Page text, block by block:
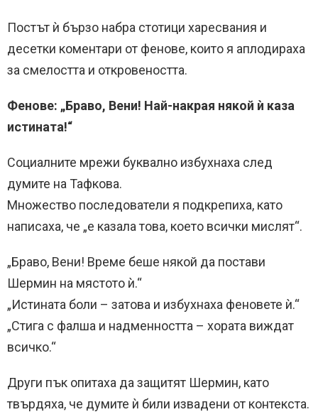
Постът ѝ бързо набра стотици харесвания и
десетки коментари от фенове, които я аплодираха
за смелостта и откровеността.
Фенове: „Браво, Вени! Най-накрая някой ѝ каза
истината!“
Социалните мрежи буквално избухнаха след
думите на Тафкова.
Множество последователи я подкрепиха, като
написаха, че „е казала това, което всички мислят“.
„Браво, Вени! Време беше някой да постави
Шермин на мястото ѝ.“
„Истината боли – затова и избухнаха феновете ѝ.“
„Стига с фалша и надменността – хората виждат
всичко.“
Други пък опитаха да защитят Шермин, като
твърдяха, че думите ѝ били извадени от контекста.